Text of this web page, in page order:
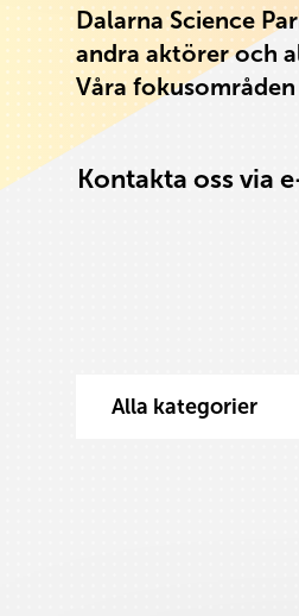
Dalarna Science
andra aktörer och
Våra
Kontakta oss via
Välj innehåll att filtrera
Alla kategorier